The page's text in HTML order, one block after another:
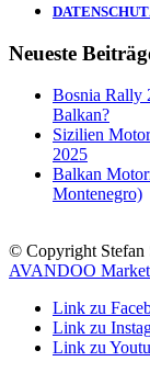
Neueste
Bosnia Rally
Balkan?
Sizilien
2025
Balkan
Montenegro)
© Copyright Stefan
AVANDOO
Link zu
Link zu
Link zu